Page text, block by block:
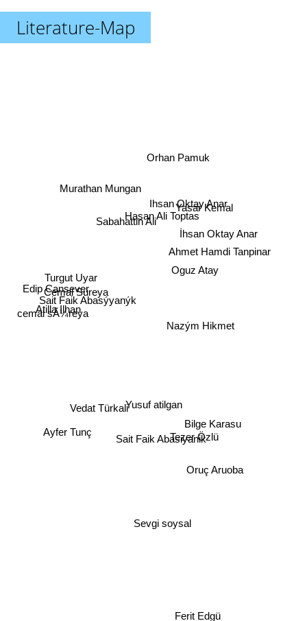
Literature-Map
Yusuf atilgan
Sait Faik Abasiyanik
Sevgi soysal
Nazým Hikmet
Tezer Özlü
Bilge Karasu
Vedat Türkali
Oruç Aruoba
Oguz Atay
Sait Faik Abasýyanýk
Sabahattin Ali
Ferit Edgü
Hasan Ali Toptas
Ahmet Hamdi Tanpinar
Ihsan Oktay Anar
Ayfer Tunç
Cemal Süreya
İhsan Oktay Anar
cemal sÃ¼reya
Edip Cansever
Turgut Uyar
Orhan Pamuk
Yasar Kemal
Atilla Ilhan
Murathan Mungan